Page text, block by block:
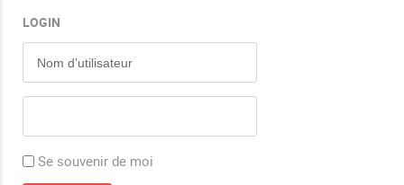
LOGIN
Se souvenir de moi